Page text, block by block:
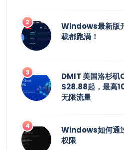
Windows最新版
载都跑满！
DMIT 美国洛杉矶
$28.88起，最高
无限流量
Windows如何通
权限